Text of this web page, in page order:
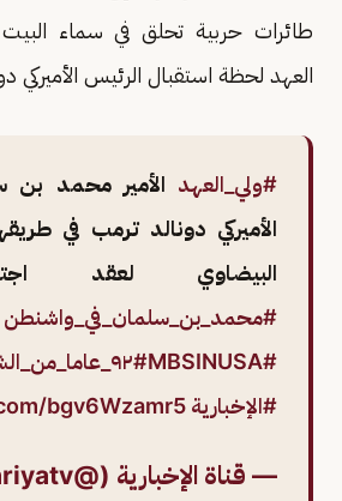
طائرات حربية تحلق في سماء البيت
العهد لحظة استقبال الرئيس الأميركي
#ولي_العهد الأمير محمد بن
الأميركي دونالد ترمب في
البيضاوي لعقد
#محمد_بن_سلمان_في_واشنطن
#MBSINUSA
#٩٢_عاما_من_الشراكة_والازدهار
#الإخبارية bgv6Wzamr5
— قناة الإخبارية (@alekhbariyatv)